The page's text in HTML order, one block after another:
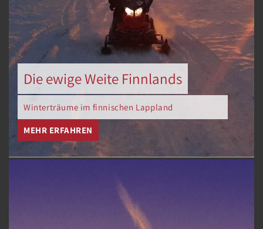
Die ewige Weite Finnlands
Winterträume im finnischen Lappland
MEHR ERFAHREN